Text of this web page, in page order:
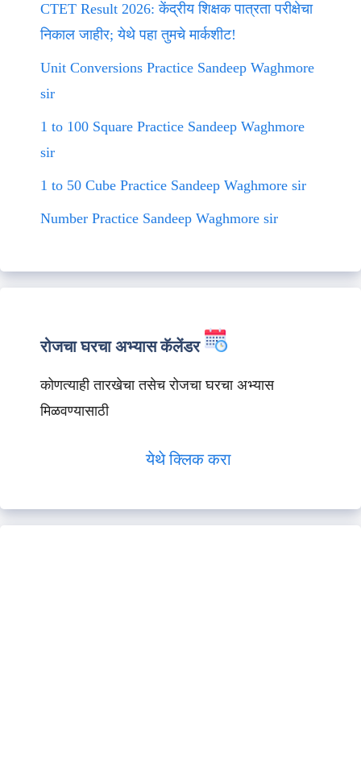
CTET Result 2026: केंद्रीय शिक्षक पात्रता परीक्षेचा
निकाल जाहीर; येथे पहा तुमचे मार्कशीट!
Unit Conversions Practice Sandeep Waghmore
sir
1 to 100 Square Practice Sandeep Waghmore
sir
1 to 50 Cube Practice Sandeep Waghmore sir
Number Practice Sandeep Waghmore sir
रोजचा घरचा अभ्यास कॅलेंडर
कोणत्याही तारखेचा तसेच रोजचा घरचा अभ्यास
मिळवण्यासाठी
येथे क्लिक करा